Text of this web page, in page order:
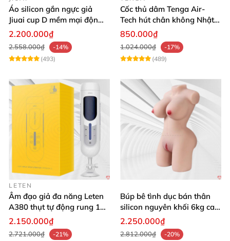
Áo silicon gắn ngực giả
Jiuai cup D mềm mại độn
ngực tự nhiên cho nam
2.200.000₫
2.558.000₫
-14%
(493)
Cốc thủ dâm Tenga Air-
Tech hút chân không Nhật
Bản, silicone an toàn
850.000₫
1.024.000₫
-17%
(489)
LETEN
Âm đạo giả đa năng Leten
A380 thụt tự động rung 10
chế độ
2.150.000₫
2.721.000₫
-21%
Búp bê tình dục bán thân
silicon nguyên khối 6kg cao
cấp giá rẻ
2.250.000₫
2.812.000₫
-20%